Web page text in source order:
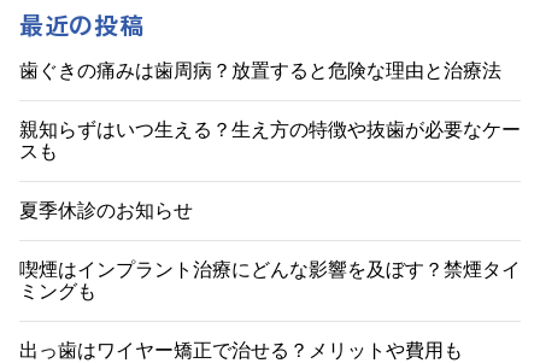
ナ
ビ
ゲ
ー
シ
ョ
ン
最近の投稿
歯ぐきの痛みは歯周病？放置すると危険な理由と治療法
親知らずはいつ生える？生え方の特徴や抜歯が必要なケー
スも
夏季休診のお知らせ
喫煙はインプラント治療にどんな影響を及ぼす？禁煙タイ
ミングも
出っ歯はワイヤー矯正で治せる？メリットや費用も